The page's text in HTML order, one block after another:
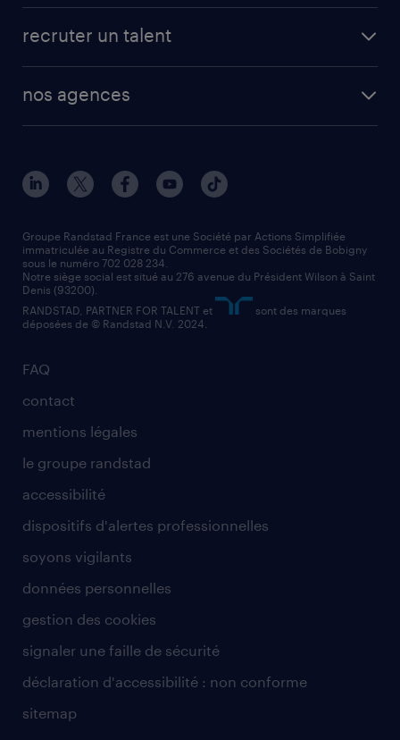
créer un compte candidat
manutentionnaire
assistant administratif
comptable
recruter un talent
solutions opérationnelles
contact entreprise
faq intérim / recrutement
nos agences
nos agences par ville
nos agences par région
nos cabinets de recrutement
FAQ
contact
mentions légales
le groupe randstad
accessibilité
dispositifs d'alertes professionnelles
soyons vigilants
données personnelles
gestion des cookies
signaler une faille de sécurité
déclaration d'accessibilité : non conforme
sitemap
Groupe Randstad France est une Société par Actions Simplifiée
immatriculée au Registre du Commerce et des Sociétés de Bobigny
sous le numéro 702 028 234.
Notre siège social est situé au 276 avenue du Président Wilson à Saint
Denis (93200).
RANDSTAD, PARTNER FOR TALENT et
sont des marques
déposées de © Randstad N.V. 2024.